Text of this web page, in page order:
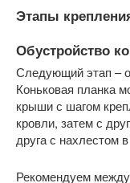
Этапы
Обустройство
Следующий этап –
Коньковая планка
крыши с шагом
кровли, затем с
друга с нахлестом
Рекомендуем